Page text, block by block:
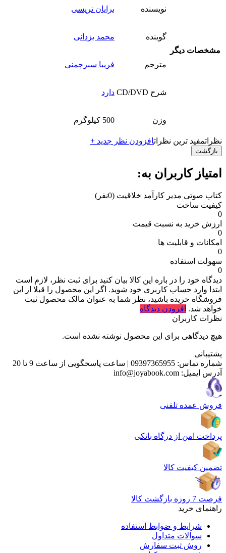
مشخصات دیگر
نویسنده برایان تریسی
گوینده محمد یزدانی
مترجم فریبا سبزچمنی
شرح CD/DVD دارد
وزن 500 کیلوگرم
نظراتمفید ترین نظراتافزودن نظر جدید +
بازگشت
امتیاز کاربران به:
کتاب صوتی مدیر کارآمد خلاقیت (0نفر)
کیفیت ساخت
0
ارزش خرید به نسبت قیمت
0
امکانات و قابلیت ها
0
سهولت استفاده
0
دیدگاه خود را در باره این کالا بیان کنید برای ثبت نظر، لازم است
ابتدا وارد حساب کاربری خود شوید. اگر این محصول را قبلا از این
فروشگاه خریده باشید، نظر شما به عنوان مالک محصول ثبت
خواهد شد. افزودن دیدگاه
نظرات کاربران
هیچ دیدگاهی برای این محصول نوشته نشده است.
پشتیبانی
شماره تماس: 09397365955
| ساعت پاسخگویی از ساعت 9 تا 20
آدرس ایمیل: info@joyabook.com
فروش عمده تلفنی
پرداخت امن از درگاه بانکی
تضمین کیفیت کالا
فرصت 7 روزه بازگشت کالا
راهنمای خرید
شرایط و ضوابط استفاده
سوالات متداول
روش ثبت سفارش